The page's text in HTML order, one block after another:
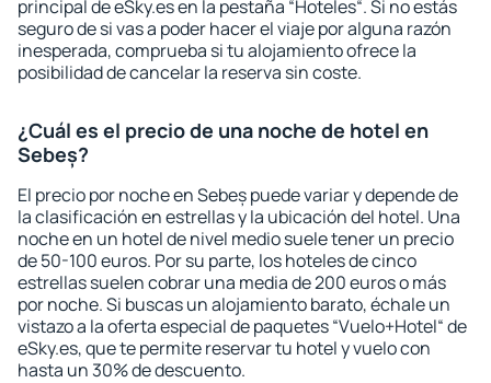
principal de eSky.es en la pestaña “Hoteles“. Si no estás
seguro de si vas a poder hacer el viaje por alguna razón
inesperada, comprueba si tu alojamiento ofrece la
posibilidad de cancelar la reserva sin coste.
¿Cuál es el precio de una noche de hotel en
Sebeș?
El precio por noche en Sebeș puede variar y depende de
la clasificación en estrellas y la ubicación del hotel. Una
noche en un hotel de nivel medio suele tener un precio
de 50-100 euros. Por su parte, los hoteles de cinco
estrellas suelen cobrar una media de 200 euros o más
por noche. Si buscas un alojamiento barato, échale un
vistazo a la oferta especial de paquetes “Vuelo+Hotel“ de
eSky.es, que te permite reservar tu hotel y vuelo con
hasta un 30% de descuento.